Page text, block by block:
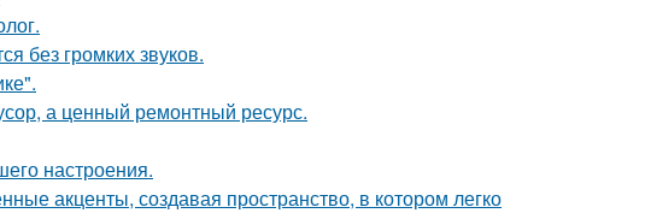
без громких звуков.
а ценный ремонтный ресурс.
настроения.
акценты, создавая пространство, в котором легко